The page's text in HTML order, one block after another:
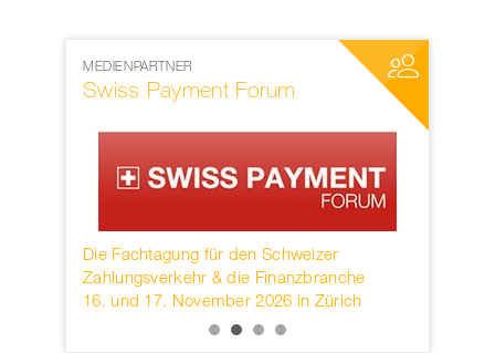
MEDIENPARTNER
Swiss Payment Forum
Die Fachtagung für den Schweizer
Zahlungsverkehr & die Finanzbranche
16. und 17. November 2026 in Zürich